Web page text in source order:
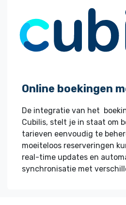
Online boekingen
De integratie van het
Cubilis, stelt je in staat om
tarieven eenvoudig te
moeiteloos reserveringen
real-time updates en
synchronisatie met